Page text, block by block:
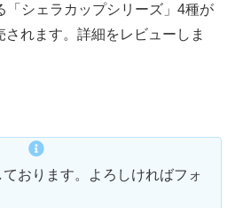
「シェラカップシリーズ」4種が
れます。詳細をレビューしま
おります。よろしければフォ